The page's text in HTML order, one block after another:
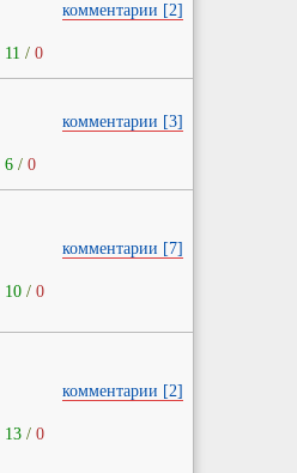
комментарии [2]
11 / 0
комментарии [3]
6/ 0
комментарии [7]
10/ 0
комментарии [2]
13/ 0